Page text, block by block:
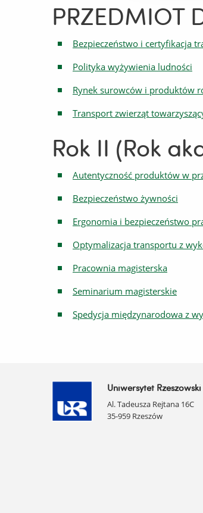
PRZEDMIOT
Bezpieczeństwo i certyfikacja
Polityka wyżywienia ludności
Rynek surowców i produktów
Transport zwierząt
Rok II (Rok
Autentyczność produktów w
Bezpieczeństwo żywności
Ergonomia i bezpieczeństwo
Optymalizacja transportu z
Pracownia magisterska
Seminarium magisterskie
Spedycja międzynarodowa z
Uniwersytet Rzeszowski
Al. Tadeusza Rejtana 16C
35-959 Rzeszów